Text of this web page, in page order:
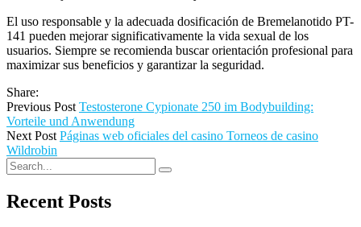
El uso responsable y la adecuada dosificación de Bremelanotido PT-
141 pueden mejorar significativamente la vida sexual de los
usuarios. Siempre se recomienda buscar orientación profesional para
maximizar sus beneficios y garantizar la seguridad.
Share:
Previous Post Testosterone Cypionate 250 im Bodybuilding:
Vorteile und Anwendung
Next Post Páginas web oficiales del casino Torneos de casino
Wildrobin
Recent Posts